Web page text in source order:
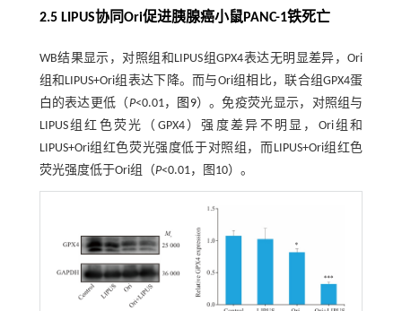
2.5 LIPUS协同Ori促进胰腺癌小鼠PANC-1铁死亡
WB结果显示，对照组和LIPUS组GPX4表达无明显差异，Ori
组和LIPUS+Ori组表达下降。而与Ori组相比，联合组GPX4蛋
白的表达更低（P<0.01， 图9）。免疫荧光显示，对照组与
LIPUS组红色荧光（GPX4）强度差异不明显，Ori组和
LIPUS+Ori组红色荧光强度低于对照组，而LIPUS+Ori组红色
荧光强度低于Ori组（P<0.01，图10）。